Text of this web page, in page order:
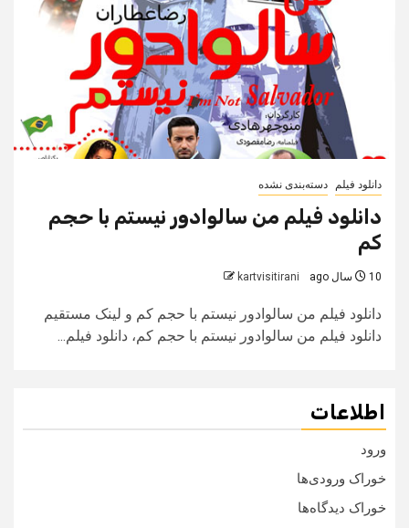
دانلود فیلم دسته‌بندی نشده
دانلود فیلم من سالوادور نیستم با حجم
کم
10 سال ago kartvisitirani
دانلود فیلم من سالوادور نیستم با حجم کم و لینک مستقیم
دانلود فیلم من سالوادور نیستم با حجم کم، دانلود فیلم...
اطلاعات
ورود
خوراک ورودی‌ها
خوراک دیدگاه‌ها